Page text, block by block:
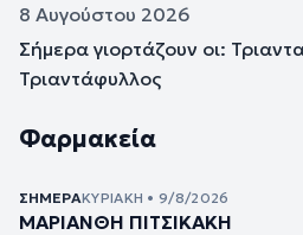
8 Αυγούστου 2026
Σήμερα γιορτάζουν οι:
Τριαντάφυλλος
Φαρμακεία
ΣΉΜΕΡΑΚΥΡΙΑΚΉ • 9/8/2026
ΜΑΡΙΑΝΘΗ ΠΙΤΣΙΚΑΚΗ